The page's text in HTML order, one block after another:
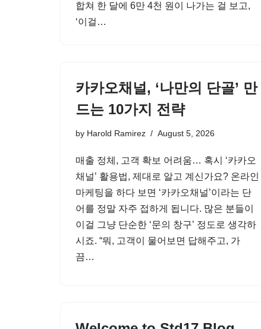
합쳐 한 달에 6만 4천 원이 나가는 걸 보고,
‘이걸…
카카오채널, ‘나만의 단골’ 만
드는 10가지 전략
by Harold Ramirez August 5, 2026
매출 정체, 고객 확보 어려움… 혹시 ‘카카오
채널’ 활용법, 제대로 알고 계신가요? 온라인
마케팅을 하다 보면 ‘카카오채널’이라는 단
어를 정말 자주 접하게 됩니다. 많은 분들이
이걸 그냥 단순한 ‘문의 창구’ 정도로 생각하
시죠. “뭐, 고객이 물어보면 답해주고, 가
끔…